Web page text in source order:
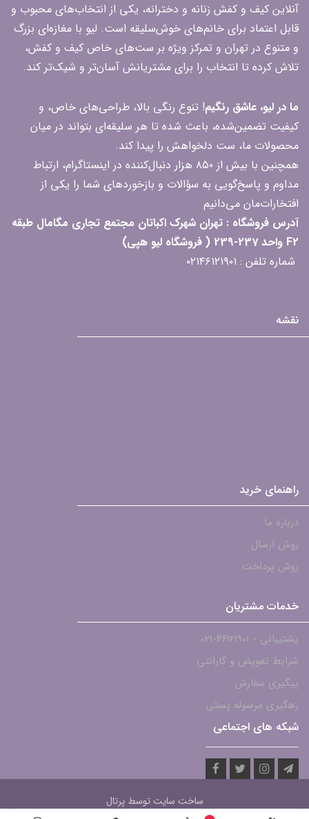
آنلاین کیف و کفش زنانه و دخترانه، یکی از انتخاب‌های محبوب و
قابل اعتماد برای خانم‌های خوش‌سلیقه است. لیو با مغازه‌ای بزرگ
و متنوع در تهران و تمرکز ویژه بر ست‌های خاص کیف و کفش،
تلاش کرده تا انتخاب را برای مشتریانش آسان‌تر و شیک‌تر کند.
ما در لیو، عاشق رنگیم! تنوع رنگی بالا، طراحی‌های خاص، و
کیفیت تضمین‌شده، باعث شده تا هر سلیقه‌ای بتواند در میان
محصولات ما، ست دلخواهش را پیدا کند.
همچنین با بیش از ۸۵۰ هزار دنبال‌کننده در اینستاگرام، ارتباط
مداوم و پاسخ‌گویی به سؤالات و بازخوردهای شما را یکی از
افتخارات‌مان می‌دانیم
آدرس فروشگاه : تهران شهرک اکباتان مجتمع تجاری مگامال طبقه
F2 واحد 237-239 ( فروشگاه لیو هپی)
شماره تلفن : ۰۲۱۴۶۱۲۱۹۰۱
نقشه
راهنمای خرید
درباره ما
روش ارسال
روش پرداخت
خدمات مشتریان
پشتیبانی - ۴۶۱۲۱۹۰۱-021
شرایط تعویض و گارانتی
پیگیری سفارش
رهگیری مرسوله پستی
شبکه های اجتماعی
ساخت سایت توسطپرتال